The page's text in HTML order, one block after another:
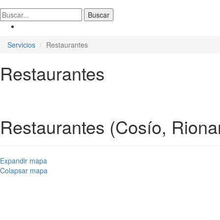
Servicios Restaurantes
Restaurantes
Restaurantes (Cosío,
Expandir mapa
Colapsar mapa